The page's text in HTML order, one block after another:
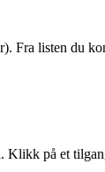
Fra listen du
på et